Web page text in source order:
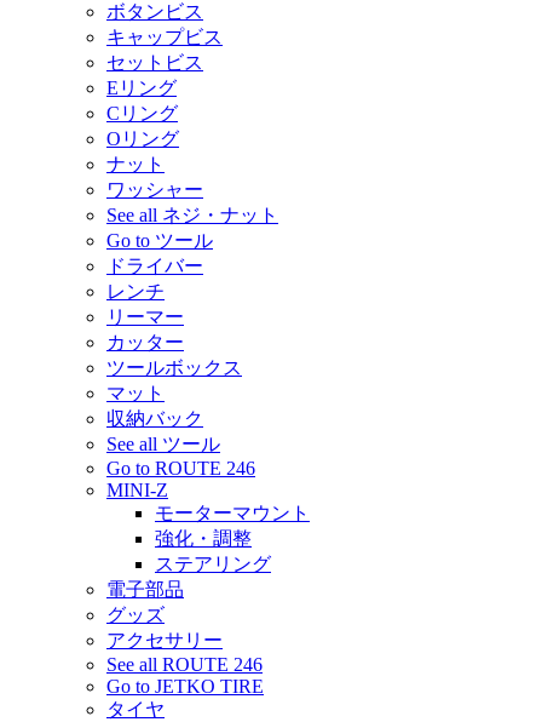
ボタンビス
キャップビス
セットビス
Eリング
Cリング
Oリング
ナット
ワッシャー
See all ネジ・ナット
Go to ツール
ドライバー
レンチ
リーマー
カッター
ツールボックス
マット
収納バック
See all ツール
Go to ROUTE 246
MINI-Z
モーターマウント
強化・調整
ステアリング
電子部品
グッズ
アクセサリー
See all ROUTE 246
Go to JETKO TIRE
タイヤ